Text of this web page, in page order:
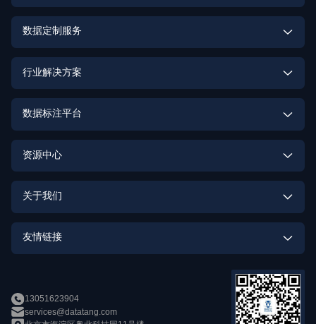
具身智能训练数据集
语音识别训练数据集
语音合成训练数据集
OCR训练数据集
发音词典训练数据集
数据定制服务
激光雷达点云数据定制
OCR数据定制
行为识别数据定制
身份识别数据定制
语音识别数据定制
行业解决方案
智能驾驶解决方案
智能娱乐解决方案
智能家居解决方案
数据标注平台
数据标注实训平台
资源中心
关于我们
企业介绍
新闻中心
友情链接
数加加
13051623904
services@datatang.com